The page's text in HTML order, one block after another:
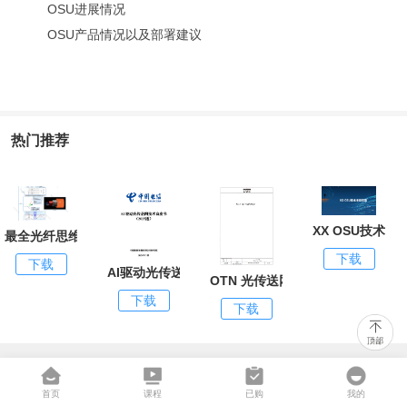
OSU进展情况
OSU产品情况以及部署建议
热门推荐
最全光纤思维导图
下载
AI驱动光传送网技术白皮书（2025版）
下载
OTN 光传送网理论
下载
XX OSU技术专
下载
首页 课程 已购 我的